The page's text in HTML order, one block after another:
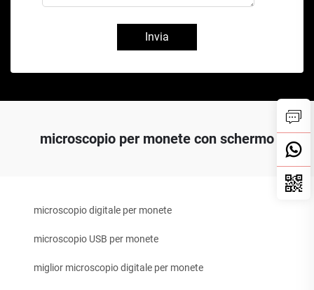
Invia
microscopio per monete con schermo
microscopio digitale per monete
microscopio USB per monete
miglior microscopio digitale per monete